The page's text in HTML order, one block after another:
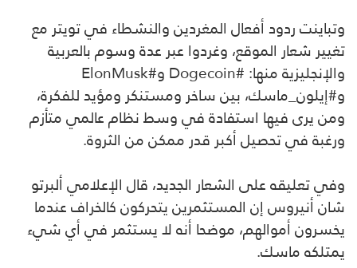
وتباينت ردود أفعال المغردين والنشطاء في تويتر مع
تغيير شعار الموقع، وغردوا عبر عدة وسوم بالعربية
والإنجليزية منها: #Dogecoin و#ElonMusk
و#إيلون_ماسك، بين ساخر ومستنكر ومؤيد للفكرة،
ومن يرى فيها استفادة في وسط نظام عالمي متأزم
ورغبة في تحصيل أكبر قدر ممكن من الثروة.
وفي تعليقه على الشعار الجديد، قال الإعلامي ألبرتو
شان أنيروس إن المستثمرين يتحركون كالخراف عندما
يخسرون أموالهم، موضحا أنه لا يستثمر في أي شيء
يمتلكه ماسك.